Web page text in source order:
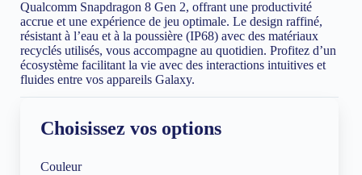
Qualcomm Snapdragon 8 Gen 2, offrant une productivité
accrue et une expérience de jeu optimale. Le design raffiné,
résistant à l’eau et à la poussière (IP68) avec des matériaux
recyclés utilisés, vous accompagne au quotidien. Profitez d’un
écosystème facilitant la vie avec des interactions intuitives et
fluides entre vos appareils Galaxy.
Choisissez vos options
Couleur